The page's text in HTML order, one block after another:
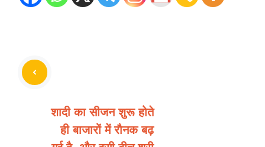
शादी का सीजन शुरू होते
ही बाजारों में रौनक बढ़